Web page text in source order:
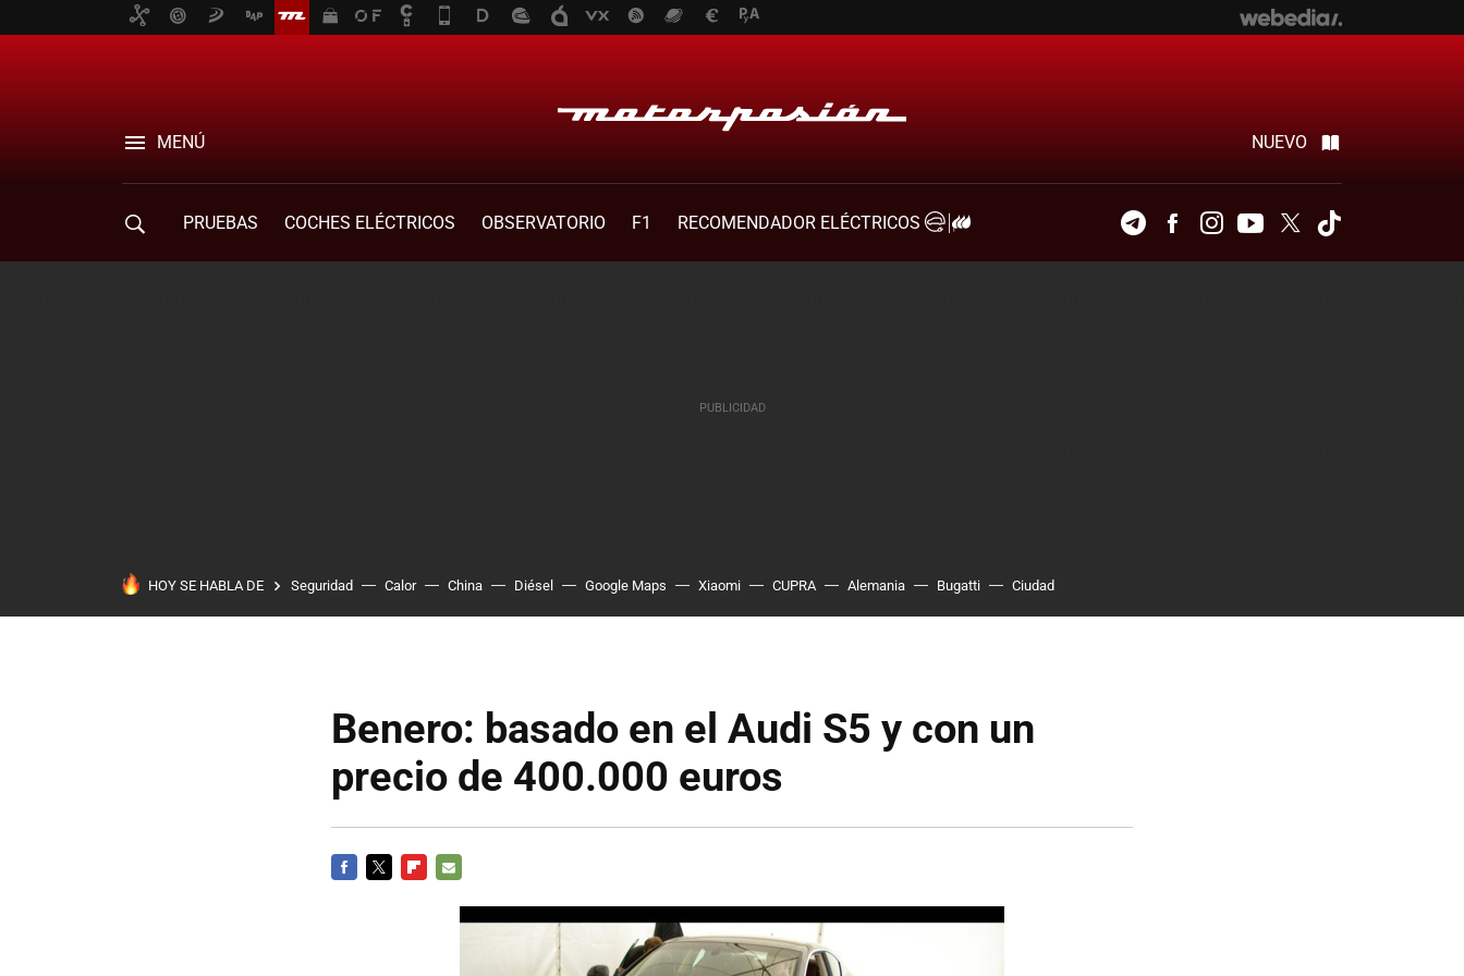
MENÚ NUEVO
PRUEBAS COCHES ELÉCTRICOS OBSERVATORIO F1
RECOMENDADOR ELÉCTRICOS
TelegramFacebookInstagramYoutubeTwitter
HOY SE HABLA DE Seguridad Calor China Diésel Google Maps Xiaomi CUPRA Alemania Bugatti Ciudad
Benero: basado en el Audi S5 y con un
precio de 400.000 euros
MAIL